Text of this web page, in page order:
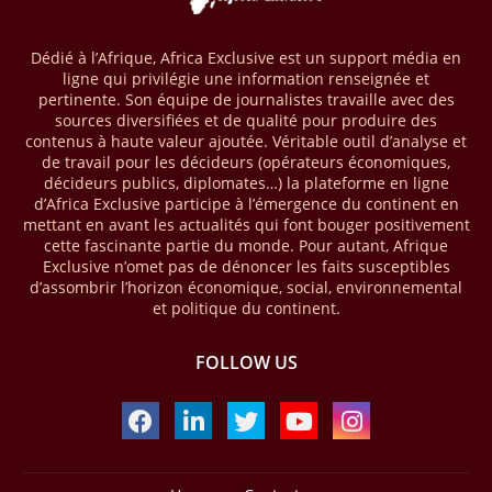
jour et 327 barils de condensats.
04/04/26 BASSIN DU CONGO
La Banque mondiale a approuvé un projet d’envergure visant à
transformer les économies forestières en Afrique centrale. Baptisé «
Programme pour des économies forestières durables du Bassin du
Congo » (SCBFEP), il mobilise 1,02 milliard $, dont une première
phase de 394,83 millions de dollars. C’est ce qu’indique l’institution
dans un communiqué publié mercredi 1er avril. Cette première phase
vise à améliorer la gestion forestière, renforcer les chaînes de valeur
et créer 220 000 emplois au Cameroun, en République centrafricaine
Selon le rapport publié par l’Association mondiale des opérateurs de
Dédié à l’Afrique, Africa Exclusive est un support média en
ligne qui privilégie une information renseignée et
pertinente. Son équipe de journalistes travaille avec des
sources diversifiées et de qualité pour produire des
contenus à haute valeur ajoutée. Véritable outil d’analyse et
de travail pour les décideurs (opérateurs économiques,
décideurs publics, diplomates…) la plateforme en ligne
d’Africa Exclusive participe à l’émergence du continent en
mettant en avant les actualités qui font bouger positivement
cette fascinante partie du monde. Pour autant, Afrique
Exclusive n’omet pas de dénoncer les faits susceptibles
d’assombrir l’horizon économique, social, environnemental
et politique du continent.
FOLLOW US